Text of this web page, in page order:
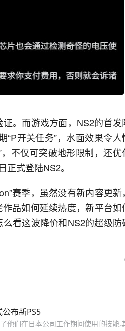
。而游戏方面，NS2的首发
开关任务”，水面效果令人
不仅可突破地形限制，还优
式登陆NS2。
赛季，虽然没有新内容更新
品如何延续热度，新平台如
看这波降价和NS2的超级防
布新PS5
他们在日本公司工作期间使用的技能,